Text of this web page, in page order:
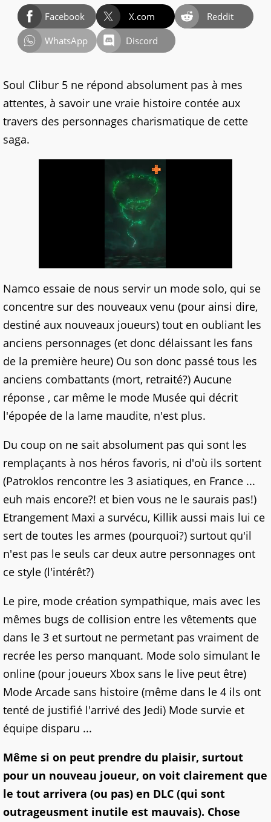
Facebook X.com
Reddit
WhatsApp
Discord
Soul Clibur 5 ne répond absolument pas à mes
attentes, à savoir une vraie histoire contée aux
travers des personnages charismatique de cette
saga.
Namco essaie de nous servir un mode solo, qui se
concentre sur des nouveaux venu (pour ainsi dire,
destiné aux nouveaux joueurs) tout en oubliant les
anciens personnages (et donc délaissant les fans
de la première heure) Ou son donc passé tous les
anciens combattants (mort, retraité?) Aucune
réponse , car même le mode Musée qui décrit
l'épopée de la lame maudite, n'est plus.
Du coup on ne sait absolument pas qui sont les
remplaçants à nos héros favoris, ni d'où ils sortent
(Patroklos rencontre les 3 asiatiques, en France ...
euh mais encore?! et bien vous ne le saurais pas!)
Etrangement Maxi a survécu, Killik aussi mais lui ce
sert de toutes les armes (pourquoi?) surtout qu'il
n'est pas le seuls car deux autre personnages ont
ce style (l'intérêt?)
Le pire, mode création sympathique, mais avec les
mêmes bugs de collision entre les vêtements que
dans le 3 et surtout ne permetant pas vraiment de
recrée les perso manquant. Mode solo simulant le
online (pour joueurs Xbox sans le live peut être)
Mode Arcade sans histoire (même dans le 4 ils ont
tenté de justifié l'arrivé des Jedi) Mode survie et
équipe disparu ...
Même si on peut prendre du plaisir, surtout
pour un nouveau joueur, on voit clairement que
le tout arrivera (ou pas) en DLC (qui sont
outrageusment inutile est mauvais). Chose